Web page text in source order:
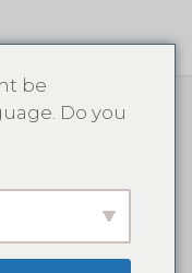
be
Do you